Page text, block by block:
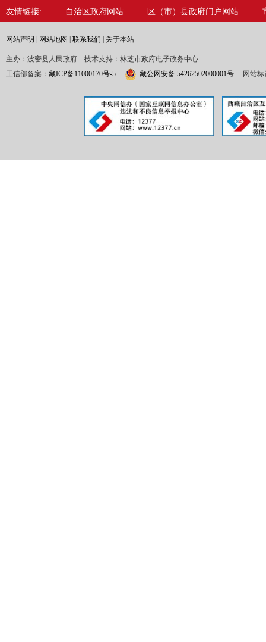
友情链接: 自治区政府网站 区（市）县政府门户网站
网站声明 网站地图 联系我们 关于本站
主办：波密县人民政府 技术支持：林芝市政府电子政务中心
工信部备案： 藏ICP备11000170号-5 藏公网安备 54262502000001号 网站标